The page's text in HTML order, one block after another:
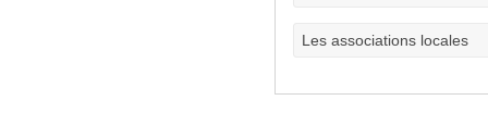
Les associations locales